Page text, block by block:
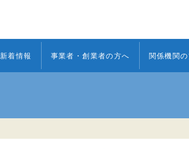
新着情報 事業者・創業者の方へ 関係機関